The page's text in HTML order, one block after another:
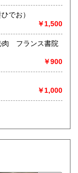
ー・エス) 4 （吾妻ひでお）
￥1,500
肉 フランス書院
￥900
￥1,000